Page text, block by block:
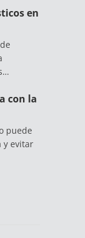
en
con la
puede
y evitar